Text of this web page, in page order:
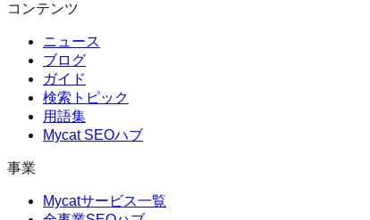
コンテンツ
ニュース
ブログ
ガイド
検索トピック
用語集
Mycat SEOハブ
事業
Mycatサービス一覧